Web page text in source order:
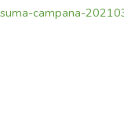
campana-